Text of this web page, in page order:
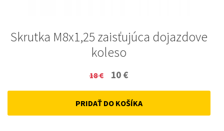
Skrutka M8x1,25 zaisťujúca dojazdove
koleso
18€
Original
price
was:
10 €
price
is:
PRIDAŤ DO KOŠÍKA